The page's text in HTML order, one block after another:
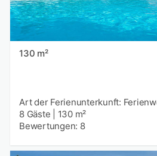
130 m²
Art der Ferienunterkunft:
8 Gäste
130 m²
Bewertungen: 8